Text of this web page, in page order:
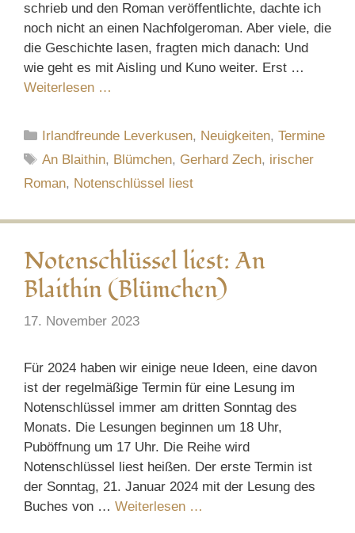
schrieb und den Roman veröffentlichte, dachte ich
noch nicht an einen Nachfolgeroman. Aber viele, die
die Geschichte lasen, fragten mich danach: Und
wie geht es mit Aisling und Kuno weiter. Erst …
Weiterlesen …
Kategorien
Irlandfreunde Leverkusen, Neuigkeiten,Termine
Schlagwörter
An Blaithin, Blümchen, Gerhard Zech, irischer
Roman, Notenschlüssel liest
Notenschlüssel liest: An
Blaithin (Blümchen)
17. November 2023
Für 2024 haben wir einige neue Ideen, eine davon
ist der regelmäßige Termin für eine Lesung im
Notenschlüssel immer am dritten Sonntag des
Monats. Die Lesungen beginnen um 18 Uhr,
Puböffnung um 17 Uhr. Die Reihe wird
Notenschlüssel liest heißen. Der erste Termin ist
der Sonntag, 21. Januar 2024 mit der Lesung des
Buches von … Weiterlesen …